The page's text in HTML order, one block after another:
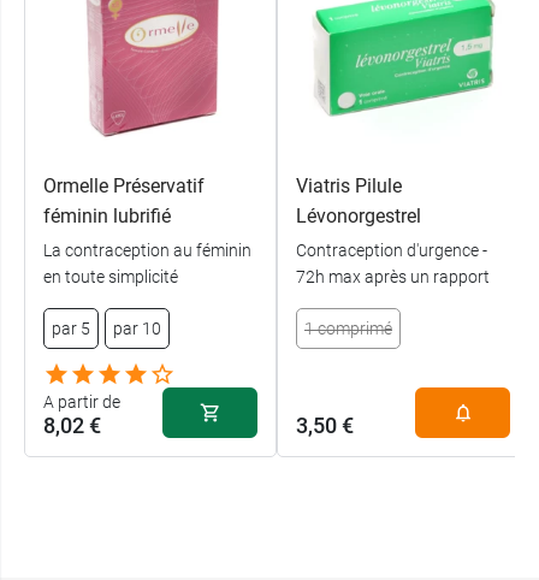
Ormelle Préservatif
féminin lubrifié
La contraception au féminin
en toute simplicité
par 5 par 10
A partir de
8,02 €
Viatris Pilule
Lévonorgestrel
Contraception d'urgence -
72h max après un rapport
1 comprimé
3,50 €